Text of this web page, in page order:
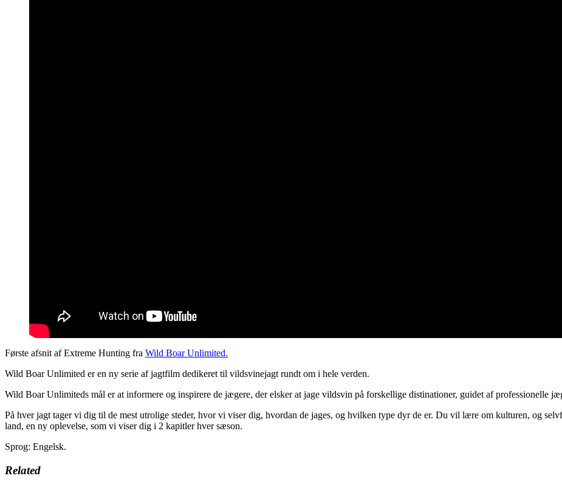
Første afsnit af Extreme Hunting fra Wild Boar Unlimited.
Wild Boar Unlimited er en ny serie af jagtfilm dedikeret til vildsvinejagt rundt om i hele verden.
Wild Boar Unlimiteds mål er at informere og inspirere de jægere, der elsker at jage vildsvin på forskellige distinationer, guidet af professionelle
På hver jagt tager vi dig til de mest utrolige steder, hvor vi viser dig, hvordan de jages, og hvilken type dyr de er. Du vil lære om kulturen, og
land, en ny oplevelse, som vi viser dig i 2 kapitler hver sæson.
Sprog: Engelsk.
Related